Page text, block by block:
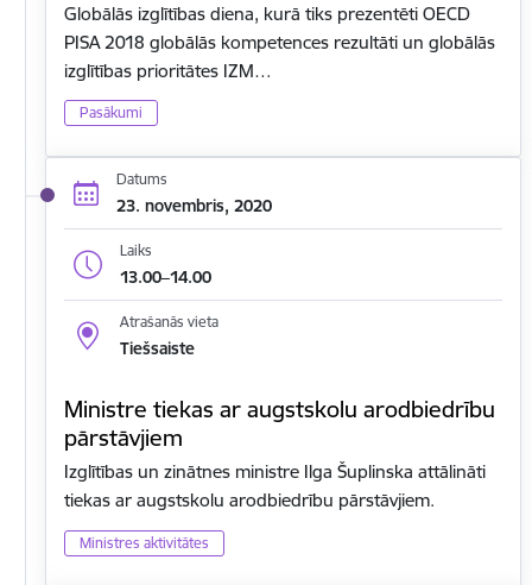
Globālās izglītības diena, kurā tiks prezentēti OECD
PISA 2018 globālās kompetences rezultāti un globālās
izglītības prioritātes IZM…
Pasākumi
Datums
23. novembris, 2020
Laiks
13.00–14.00
Atrašanās vieta
Tiešsaiste
Ministre tiekas ar augstskolu arodbiedrību
pārstāvjiem
Izglītības un zinātnes ministre Ilga Šuplinska attālināti
tiekas ar augstskolu arodbiedrību pārstāvjiem.
Ministres aktivitātes